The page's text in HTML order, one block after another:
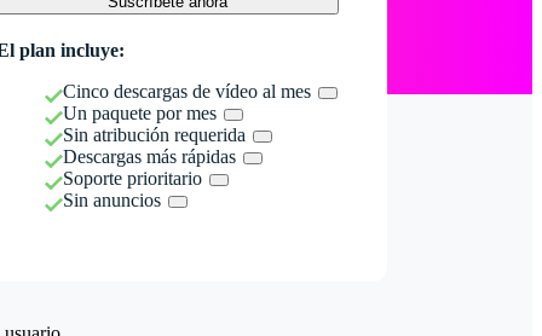
plan incluye:
Cinco descargas de vídeo al mes
Un paquete por mes
Sin atribución requerida
Descargas más rápidas
Soporte prioritario
Sin anuncios